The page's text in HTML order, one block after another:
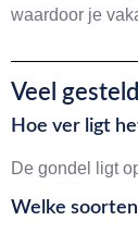
waardoor je
Veel
Hoe ver ligt
De gondel ligt
Welke